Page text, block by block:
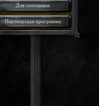
Для оптовиков
Партнерская программа